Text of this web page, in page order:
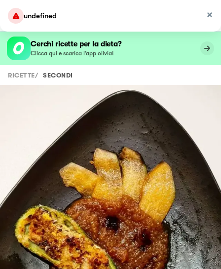
undefined
Cerchi ricette per la dieta?
Clicca qui e scarica l’app olivia!
RICETTE/ SECONDI